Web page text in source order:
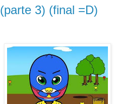
3) (final =D)